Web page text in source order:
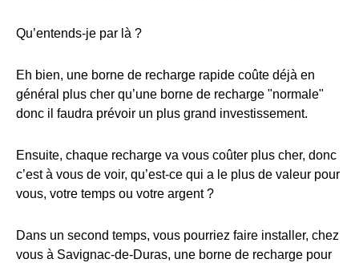
Qu’entends-je par là ?
Eh bien, une borne de recharge rapide coûte déjà en
général plus cher qu’une borne de recharge "normale"
donc il faudra prévoir un plus grand investissement.
Ensuite, chaque recharge va vous coûter plus cher, donc
c’est à vous de voir, qu’est-ce qui a le plus de valeur pour
vous, votre temps ou votre argent ?
Dans un second temps, vous pourriez faire installer, chez
vous à Savignac-de-Duras, une borne de recharge pour